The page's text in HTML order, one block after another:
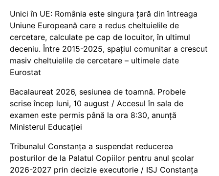
Unici în UE: România este singura țară din întreaga
Uniune Europeană care a redus cheltuielile de
cercetare, calculate pe cap de locuitor, în ultimul
deceniu. Între 2015-2025, spațiul comunitar a crescut
masiv cheltuielile de cercetare – ultimele date
Eurostat
Bacalaureat 2026, sesiunea de toamnă. Probele
scrise încep luni, 10 august / Accesul în sala de
examen este permis până la ora 8:30, anunță
Ministerul Educației
Tribunalul Constanța a suspendat reducerea
posturilor de la Palatul Copiilor pentru anul școlar
2026-2027 prin decizie executorie / ISJ Constanța